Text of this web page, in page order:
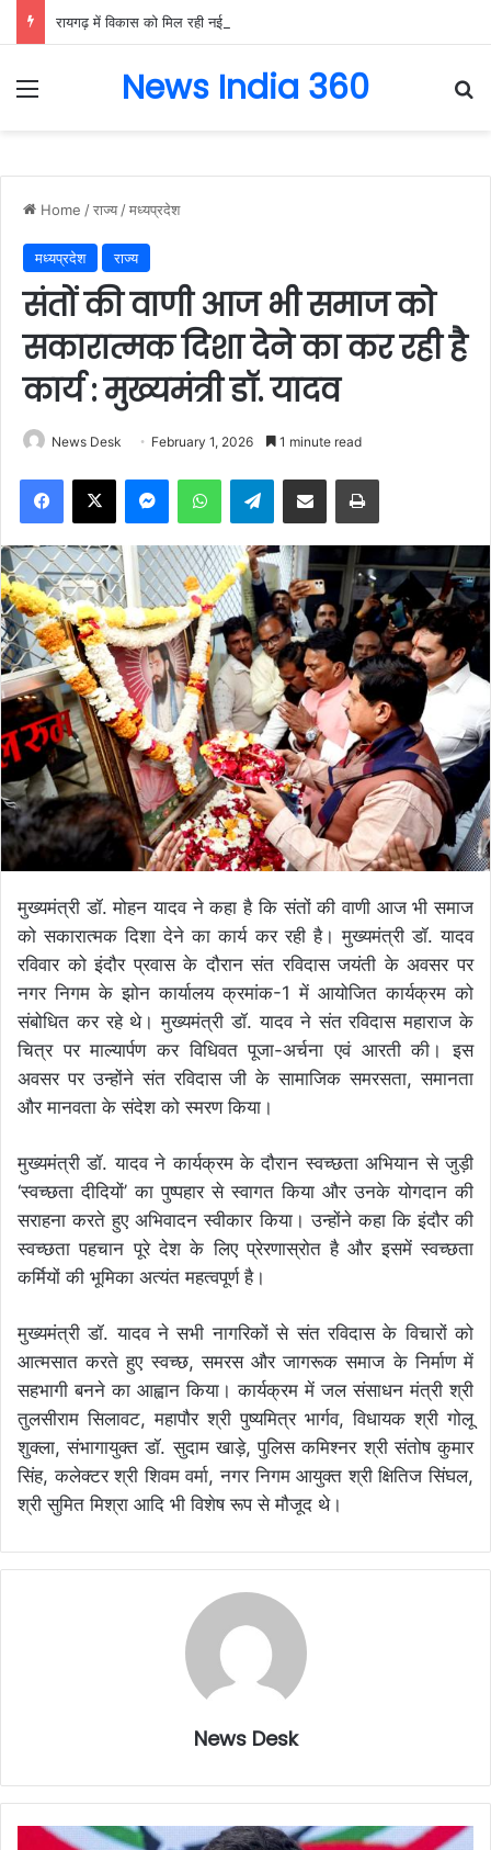
Menu News India 360
Home /राज्य /मध्यप्रदेश
मध्यप्रदेश राज्य
संतों की वाणी आज भी समाज को
सकारात्मक दिशा देने का कर रही है
कार्य : मुख्यमंत्री डॉ. यादव
News Desk February 1, 2026 1 minute read
Facebook
X MessengerWhatsAppTelegramShare via Email Print
मुख्यमंत्री डॉ. मोहन यादव ने कहा है कि संतों की वाणी आज भी समाज
को सकारात्मक दिशा देने का कार्य कर रही है। मुख्यमंत्री डॉ. यादव
रविवार को इंदौर प्रवास के दौरान संत रविदास जयंती के अवसर पर
नगर निगम के झोन कार्यालय क्रमांक-1 में आयोजित कार्यक्रम को
संबोधित कर रहे थे। मुख्यमंत्री डॉ. यादव ने संत रविदास महाराज के
चित्र पर माल्यार्पण कर विधिवत पूजा-अर्चना एवं आरती की। इस
अवसर पर उन्होंने संत रविदास जी के सामाजिक समरसता, समानता
और मानवता के संदेश को स्मरण किया।
मुख्यमंत्री डॉ. यादव ने कार्यक्रम के दौरान स्वच्छता अभियान से जुड़ी
‘स्वच्छता दीदियों’ का पुष्पहार से स्वागत किया और उनके योगदान की
सराहना करते हुए अभिवादन स्वीकार किया। उन्होंने कहा कि इंदौर की
स्वच्छता पहचान पूरे देश के लिए प्रेरणास्रोत है और इसमें स्वच्छता
कर्मियों की भूमिका अत्यंत महत्वपूर्ण है।
मुख्यमंत्री डॉ. यादव ने सभी नागरिकों से संत रविदास के विचारों को
आत्मसात करते हुए स्वच्छ, समरस और जागरूक समाज के निर्माण में
सहभागी बनने का आह्वान किया। कार्यक्रम में जल संसाधन मंत्री श्री
तुलसीराम सिलावट, महापौर श्री पुष्यमित्र भार्गव, विधायक श्री गोलू
शुक्ला, संभागायुक्त डॉ. सुदाम खाड़े, पुलिस कमिश्नर श्री संतोष कुमार
सिंह, कलेक्टर श्री शिवम वर्मा, नगर निगम आयुक्त श्री क्षितिज सिंघल,
श्री सुमित मिश्रा आदि भी विशेष रूप से मौजूद थे।
News Desk